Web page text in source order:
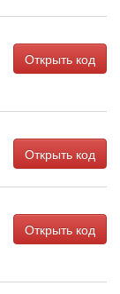
Открыть код
Открыть код
Открыть код